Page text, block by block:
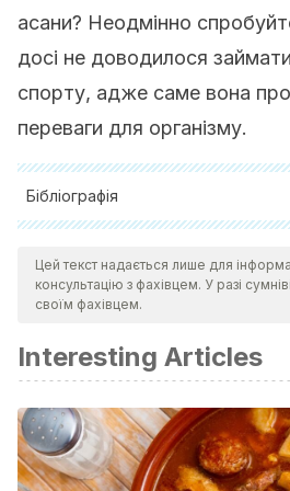
асани? Неодмінно
досі не доводилося
спорту, адже саме вона
переваги для організму.
Бібліографія
Signorile, J. (2014). Core muscle
yoga poses. Complementary
Hart, C. E. F., & Tracy, B. L.
of Strength and Conditioning
https://doi.org/10.1519/
Balasubramanian, B., & Pansare,
Цей текст надається лише для
консультацію з фахівцем. У разі
своїм фахівцем.
Interesting Articles